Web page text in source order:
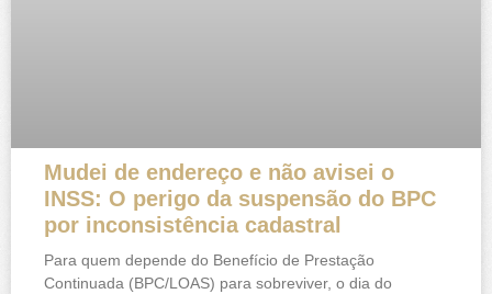
Mudei de endereço e não avisei o
INSS: O perigo da suspensão do BPC
por inconsistência cadastral
Para quem depende do Benefício de Prestação
Continuada (BPC/LOAS) para sobreviver, o dia do